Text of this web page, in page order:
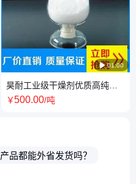
 01:00
昊耐工业级干燥剂优质高纯度
90以上含量氢氧化钙熟石灰粉
￥500.00/吨
产品都能外省发货吗？